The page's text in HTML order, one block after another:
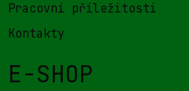
Pracovní příležitosti
Kontakty
E-SHOP